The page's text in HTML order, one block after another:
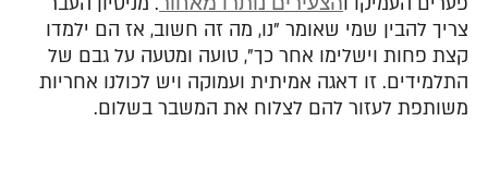
צריך להבין שמי שאומר "נו, מה זה חשוב, אז הם ילמדו
קצת פחות וישלימו אחר כך", טועה ומטעה על גבם של
התלמידים. זו דאגה אמיתית ועמוקה ויש לכולנו אחריות
משותפת לעזור להם לצלוח את המשבר בשלום.